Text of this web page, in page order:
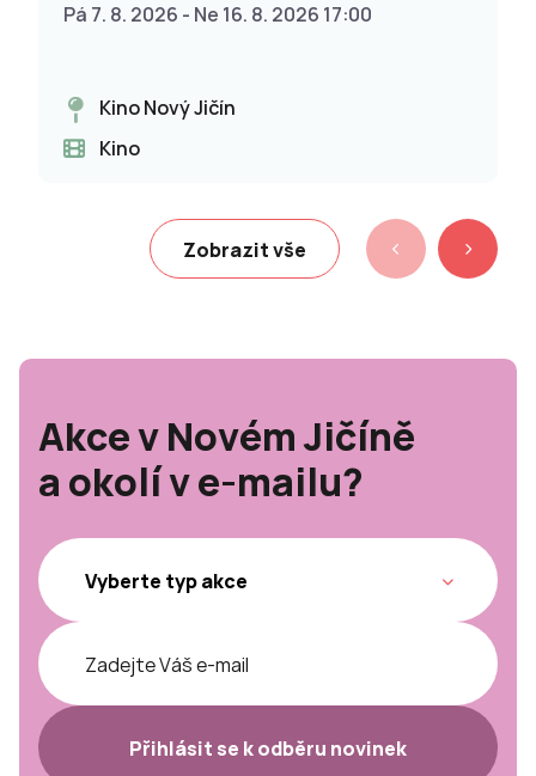
Pá 7. 8. 2026 - Ne 16. 8. 2026 17:00
Kino Nový Jičín
Kino
Zobrazit vše
Akce v Novém Jičíně
a okolí v e-mailu?
Přihlásit se k odběru novinek